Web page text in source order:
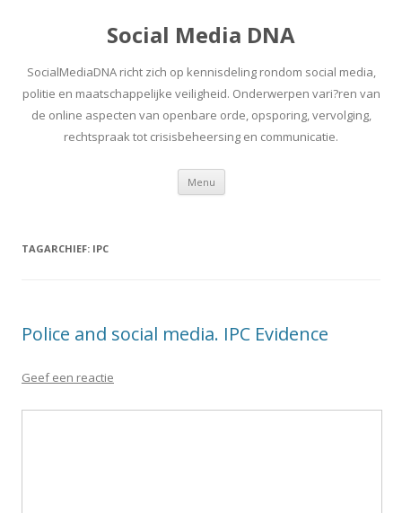
Social Media DNA
SocialMediaDNA richt zich op kennisdeling rondom social media,
politie en maatschappelijke veiligheid. Onderwerpen vari?ren van
de online aspecten van openbare orde, opsporing, vervolging,
rechtspraak tot crisisbeheersing en communicatie.
Menu Spring
inhoud
TAGARCHIEF: IPC
Police and social media. IPC Evidence
Geef een reactie